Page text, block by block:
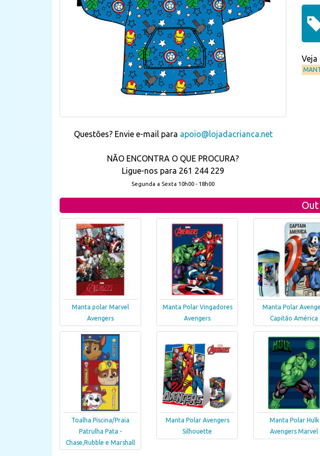
Questões? Envie e-mail para apoio@lojadacrianca.net
NÃO ENCONTRA O QUE PROCURA?
Ligue-nos para 261 244 229
Segunda a Sexta 10h00 - 18h00
Veja
Manta polar Marvel
Avengers
Manta Polar Vingadores
Avengers
Manta Polar
Capitão América
Toalha Piscina/Praia
Patrulha Pata -
Chase,Rubble e Marshall
Manta Polar Avengers
Silhouette
Manta Polar Hulk
Avengers Marvel